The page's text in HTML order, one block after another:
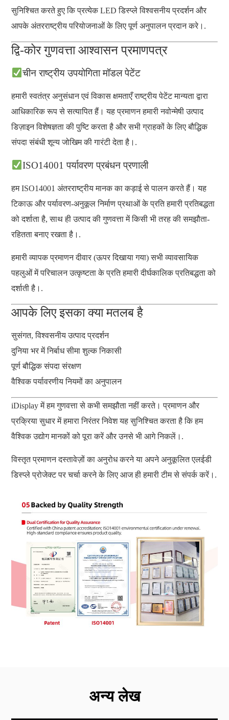
सुनिश्चित करते हुए कि प्रत्येक LED डिस्प्ले विश्वसनीय प्रदर्शन और
आपके अंतरराष्ट्रीय परियोजनाओं के लिए पूर्ण अनुपालन प्रदान करे।.
द्वि-कोर गुणवत्ता आश्वासन प्रमाणपत्र
चीन राष्ट्रीय उपयोगिता मॉडल पेटेंट
हमारी स्वतंत्र अनुसंधान एवं विकास क्षमताएँ राष्ट्रीय पेटेंट मान्यता द्वारा
आधिकारिक रूप से सत्यापित हैं। यह प्रमाणन हमारी नवोन्मेषी उत्पाद
डिज़ाइन विशेषज्ञता की पुष्टि करता है और सभी ग्राहकों के लिए बौद्धिक
संपदा संबंधी शून्य जोखिम की गारंटी देता है।.
ISO14001 पर्यावरण प्रबंधन प्रणाली
हम ISO14001 अंतरराष्ट्रीय मानक का कड़ाई से पालन करते हैं। यह
टिकाऊ और पर्यावरण-अनुकूल निर्माण प्रथाओं के प्रति हमारी प्रतिबद्धता
को दर्शाता है, साथ ही उत्पाद की गुणवत्ता में किसी भी तरह की समझौता-
रहितता बनाए रखता है।.
हमारी व्यापक प्रमाणन दीवार (ऊपर दिखाया गया) सभी व्यावसायिक
पहलुओं में परिचालन उत्कृष्टता के प्रति हमारी दीर्घकालिक प्रतिबद्धता को
दर्शाती है।.
आपके लिए इसका क्या मतलब है
सुसंगत, विश्वसनीय उत्पाद प्रदर्शन
दुनिया भर में निर्बाध सीमा शुल्क निकासी
पूर्ण बौद्धिक संपदा संरक्षण
वैश्विक पर्यावरणीय नियमों का अनुपालन
iDisplay में हम गुणवत्ता से कभी समझौता नहीं करते। प्रमाणन और
प्रक्रिया सुधार में हमारा निरंतर निवेश यह सुनिश्चित करता है कि हम
वैश्विक उद्योग मानकों को पूरा करें और उनसे भी आगे निकलें।.
विस्तृत प्रमाणन दस्तावेज़ों का अनुरोध करने या अपने अनुकूलित एलईडी
डिस्प्ले प्रोजेक्ट पर चर्चा करने के लिए आज ही हमारी टीम से संपर्क करें।.
अन्य लेख